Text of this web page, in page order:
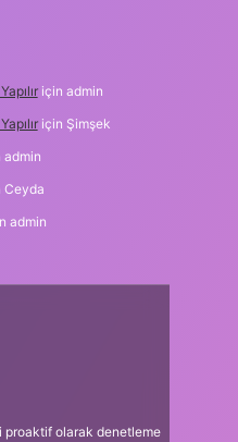
için admin
için Şimşek
admin
Ceyda
admin
proaktif olarak denetleme